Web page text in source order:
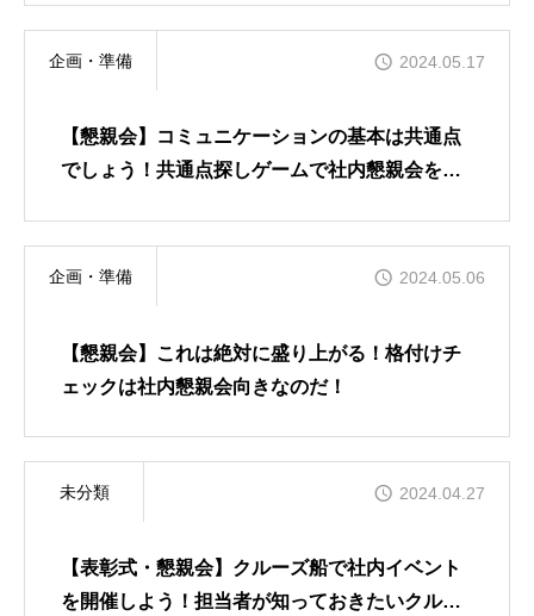
企画・準備 2024.05.17
【懇親会】コミュニケーションの基本は共通点
でしょう！共通点探しゲームで社内懇親会を盛
企画・準備 2024.05.06
【懇親会】これは絶対に盛り上がる！格付けチ
ェックは社内懇親会向きなのだ！
未分類 2024.04.27
【表彰式・懇親会】クルーズ船で社内イベント
を開催しよう！担当者が知っておきたいクルー